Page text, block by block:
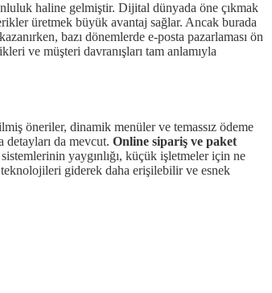
haline gelmiştir. Dijital dünyada öne çıkmak
üretmek büyük avantaj sağlar. Ancak burada
bazı dönemlerde e-posta pazarlaması ön
ve müşteri davranışları tam anlamıyla
öneriler, dinamik menüler ve temassız ödeme
da mevcut. Online sipariş ve paket
yaygınlığı, küçük işletmeler için ne
teknolojileri giderek daha erişilebilir ve esnek